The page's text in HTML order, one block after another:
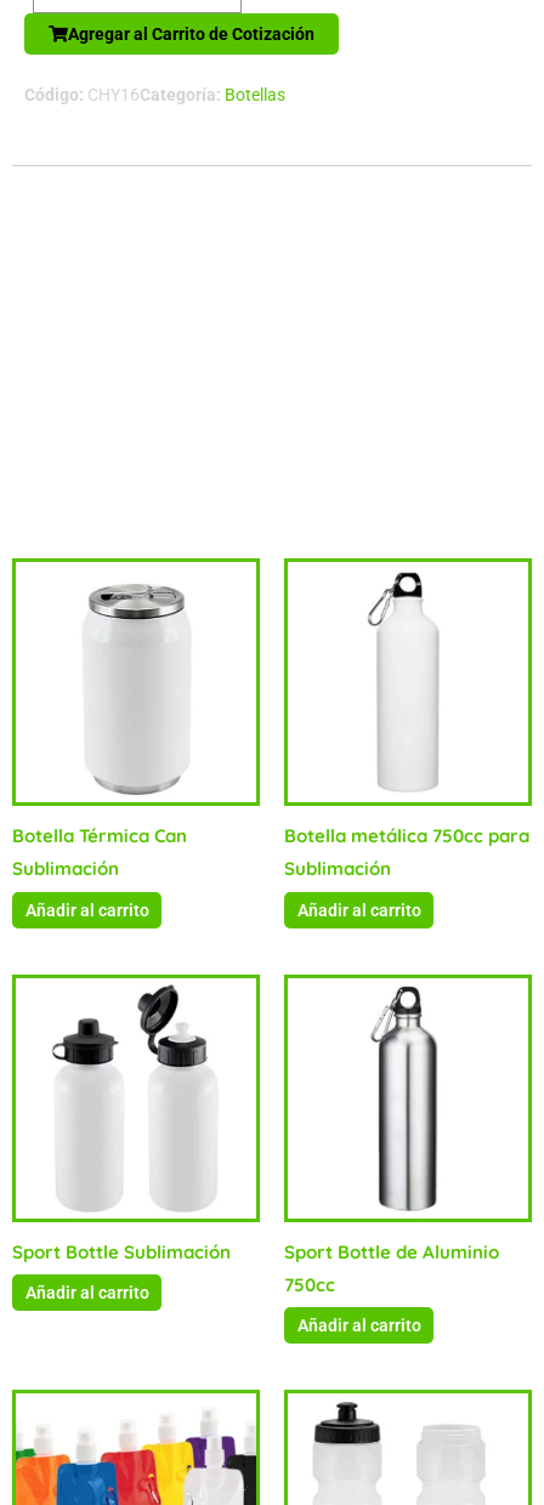
Set
Ecológico
Agregar al Carrito de Cotización
Código: CHY16Categoría: Botellas
Botella Térmica Can
Sublimación
Añadir al carrito
Botella metálica 750cc para
Sublimación
Añadir al carrito
Sport Bottle Sublimación
Añadir al carrito
Sport Bottle de Aluminio
750cc
Añadir al carrito